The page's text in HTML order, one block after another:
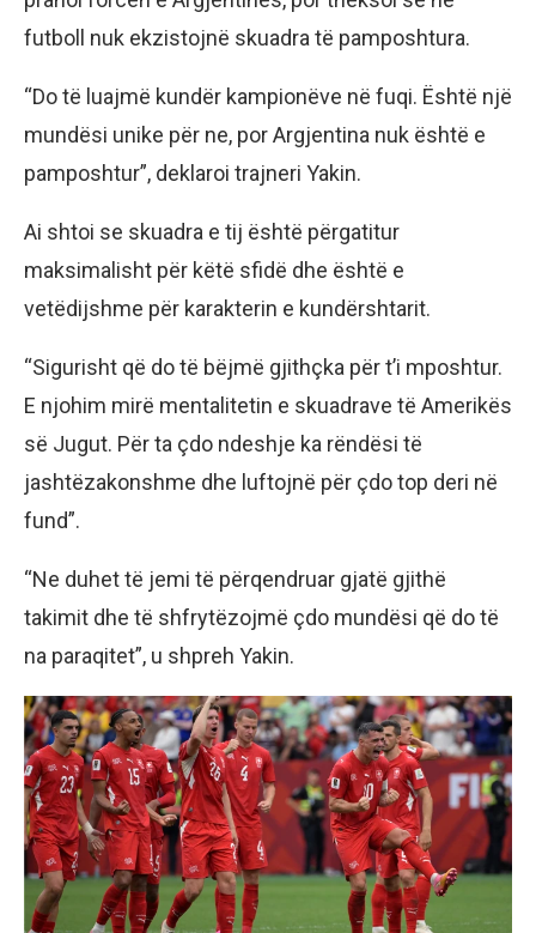
futboll nuk ekzistojnë skuadra të pamposhtura.
“Do të luajmë kundër kampionëve në fuqi. Është një
mundësi unike për ne, por Argjentina nuk është e
pamposhtur”, deklaroi trajneri Yakin.
Ai shtoi se skuadra e tij është përgatitur
maksimalisht për këtë sfidë dhe është e
vetëdijshme për karakterin e kundërshtarit.
“Sigurisht që do të bëjmë gjithçka për t’i mposhtur.
E njohim mirë mentalitetin e skuadrave të Amerikës
së Jugut. Për ta çdo ndeshje ka rëndësi të
jashtëzakonshme dhe luftojnë për çdo top deri në
fund”.
“Ne duhet të jemi të përqendruar gjatë gjithë
takimit dhe të shfrytëzojmë çdo mundësi që do të
na paraqitet”, u shpreh Yakin.